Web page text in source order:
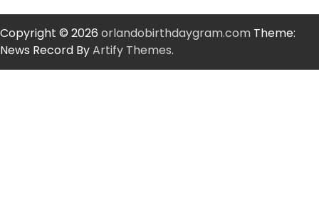
Copyright © 2026 orlandobirthdaygram.com Theme:
News Record ByArtify Themes.